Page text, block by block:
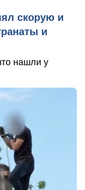
скорую и
и
нашли у